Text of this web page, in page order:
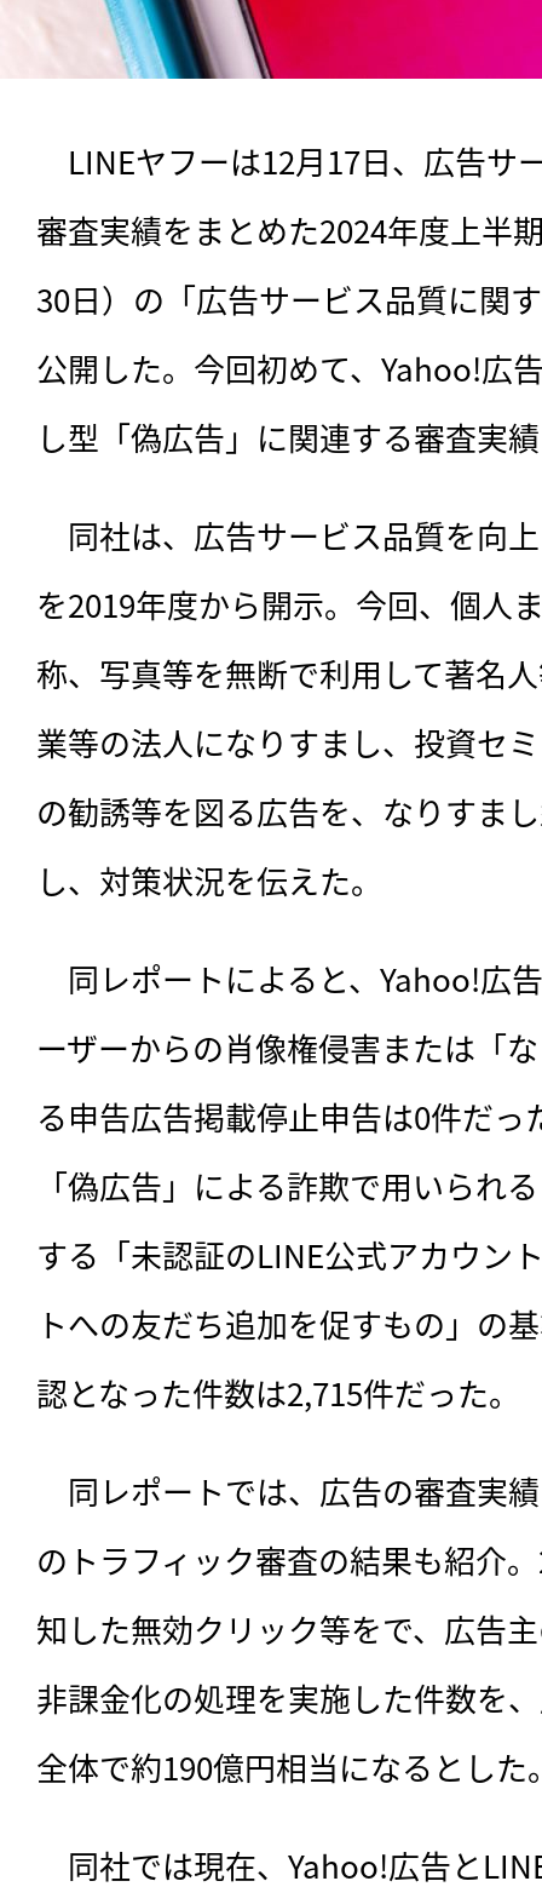
LINEヤフーは12月17日、広告サ
審査実績をまとめた2024年度上半
30日）の「広告サービス品質に関
公開した。今回初めて、Yahoo!広
し型「偽広告」に関連する審査実
同社は、広告サービス品質を向
を2019年度から開示。今回、個人
称、写真等を無断で利用して著名
業等の法人になりすまし、投資セ
の勧誘等を図る広告を、なりすま
し、対策状況を伝えた。
同レポートによると、Yahoo!広
ーザーからの肖像権侵害または「
る申告広告掲載停止申告は0件だ
「偽広告」による詐欺で用いられ
する「未認証のLINE公式アカウン
トへの友だち追加を促すもの」の
認となった件数は2,715件だった。
同レポートでは、広告の審査実
のトラフィック審査の結果も紹介
知した無効クリック等をで、広告
非課金化の処理を実施した件数を
全体で約190億円相当になるとした
同社では現在、Yahoo!広告と